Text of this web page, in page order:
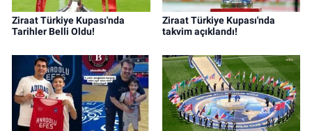
Ziraat Türkiye Kupası'nda
Tarihler Belli Oldu!
Ziraat Türkiye Kupası'nda
takvim açıklandı!